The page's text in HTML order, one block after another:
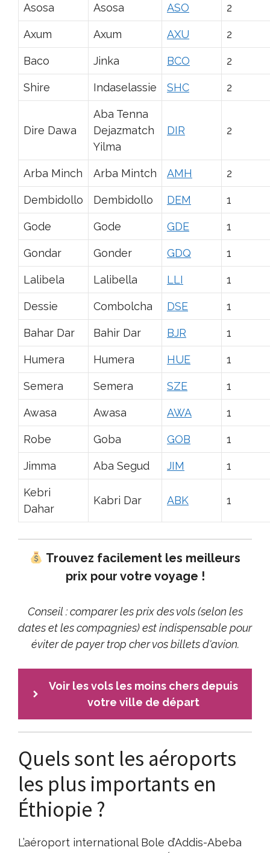
Asosa Asosa ASO 2
Axum Axum AXU 2
Baco Jinka BCO 2
Shire Indaselassie SHC 2
Dire Dawa
Aba Tenna
Dejazmatch
Yilma
DIR 2
Arba Minch Arba Mintch AMH 2
Dembidollo Dembidollo DEM 1
Gode Gode GDE 1
Gondar Gonder GDQ 1
Lalibela Lalibella LLI 1
Dessie Combolcha DSE 1
Bahar Dar Bahir Dar BJR 1
Humera Humera HUE 1
Semera Semera SZE 1
Awasa Awasa AWA 1
Robe Goba GOB 1
Jimma Aba Segud JIM 1
Kebri
Dahar
Kabri Dar ABK 1
Trouvez facilement les meilleurs
prix pour votre voyage !
Conseil : comparer les prix des vols (selon les
dates et les compagnies) est indispensable pour
éviter de payer trop cher vos billets d'avion.
Voir les vols les moins chers depuis
votre ville de départ
Quels sont les aéroports
les plus importants en
Éthiopie ?
L’aéroport international Bole d’Addis-Abeba